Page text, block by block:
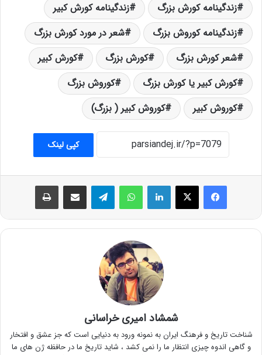
زندگینامه کورش بزرگ
زندگینامه کورش کبیر
زندگینامه کوروش بزرگ
شعر در مورد کورش بزرگ
شعر کورش بزرگ
کورش بزرگ
کورش کبیر
کورش کبیر یا کورش بزرگ
کوروش بزرگ
کوروش کبیر
کوروش کبیر ( بزرگ)
کپی لینک
فیس بوک X لینکدین واتس آپ تلگرام اشتراک گذاری از طریق ایمیل چاپ
شمشاد امیری خراسانی
شناخت تاریخ و فرهنگ ایران به نمونه ورود به دنیایی است که جز عشق و افتخار
و گاهی اندوه چیزی انتظار ما را نمی کشد ، شاید تاریخ ما در حافظه ژن های ما